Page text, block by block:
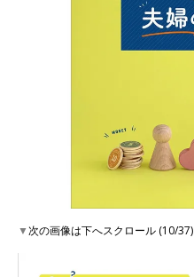
▼次の画像は下へスクロール (10/37)